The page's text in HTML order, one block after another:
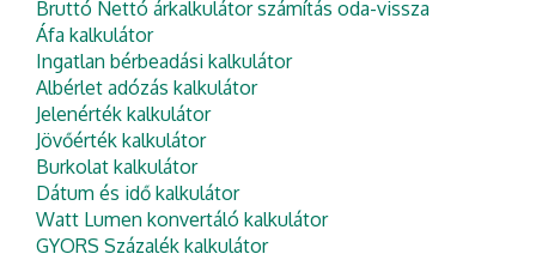
Bruttó Nettó árkalkulátor számítás oda-vissza
Áfa kalkulátor
Ingatlan bérbeadási kalkulátor
Albérlet adózás kalkulátor
Jelenérték kalkulátor
Jövőérték kalkulátor
Burkolat kalkulátor
Dátum és idő kalkulátor
Watt Lumen konvertáló kalkulátor
GYORS Százalék kalkulátor